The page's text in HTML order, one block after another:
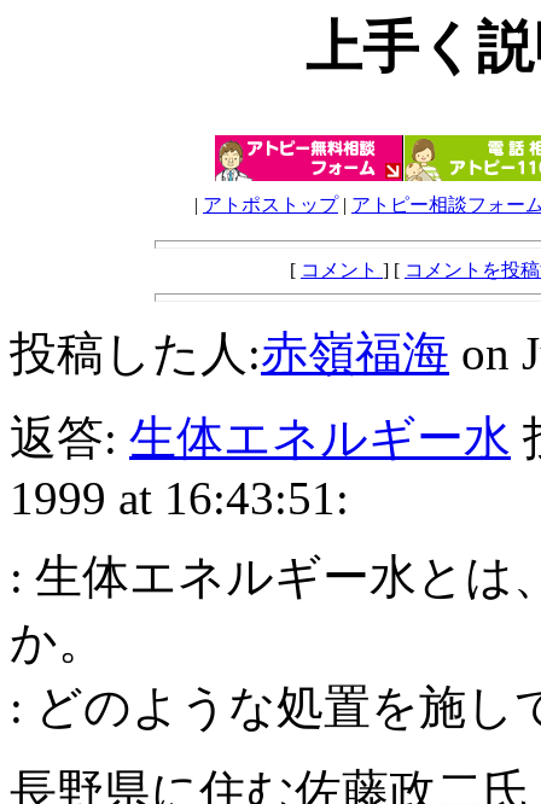
上手く
| アトポストップ| アトピー相談フォー
[ コメント ] [ コメントを投
投稿した人:赤嶺福海 on
返答: 生体エネルギー水
1999 at 16:43:51:
: 生体エネルギー水とは
か。
: どのような処置を施し
長野県に住む佐藤政二